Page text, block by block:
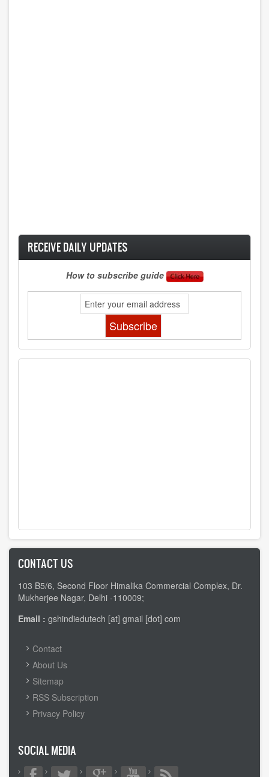
RECEIVE DAILY UPDATES
How to subscribe guide
CONTACT US
103 B5/6, Second Floor Himalika Commercial Complex, Dr.
Mukherjee Nagar, Delhi -110009;
Email : gshindiedutech [at] gmail [dot] com
FOOTER
MENU
Contact
About Us
Sitemap
RSS Subscription
Privacy Policy
SOCIAL MEDIA